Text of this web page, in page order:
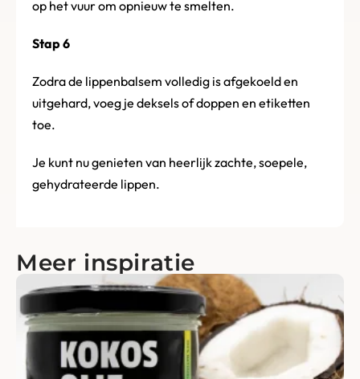
op het vuur om opnieuw te smelten.
Stap 6
Zodra de lippenbalsem volledig is afgekoeld en
uitgehard, voeg je deksels of doppen en etiketten
toe.
Je kunt nu genieten van heerlijk zachte, soepele,
gehydrateerde lippen.
Meer inspiratie